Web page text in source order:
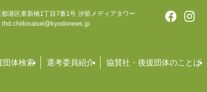
都港区東新橋1丁目7番1号 汐留メディアタワー
thd.chiikisaisei@kyodonews.jp
団体検索 選考委員紹介 協賛社・後援団体のことば